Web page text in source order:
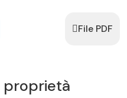
File PDF
proprietà